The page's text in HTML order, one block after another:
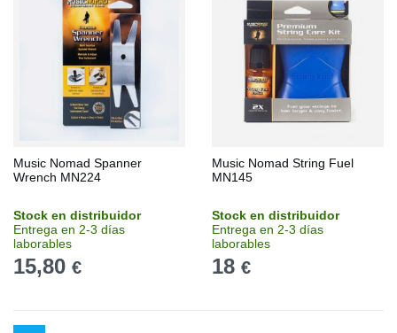
Music Nomad Spanner
Wrench MN224
Stock en distribuidor
Entrega en 2-3 días
laborables
15,80 €
Music Nomad String Fuel
MN145
Stock en distribuidor
Entrega en 2-3 días
laborables
18 €